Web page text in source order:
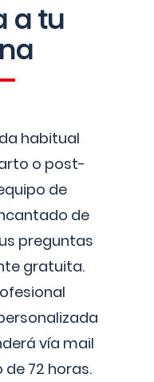
a tu
habitual
o post-
de
de
preguntas
gratuita.
vía mail
72 horas.